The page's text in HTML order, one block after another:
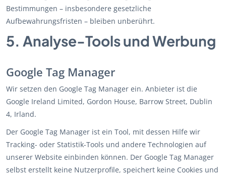
Bestimmungen – insbesondere gesetzliche
Aufbewahrungsfristen – bleiben unberührt.
5. Analyse-Tools und Werbung
Google Tag Manager
Wir setzen den Google Tag Manager ein. Anbieter ist die
Google Ireland Limited, Gordon House, Barrow Street, Dublin
4, Irland.
Der Google Tag Manager ist ein Tool, mit dessen Hilfe wir
Tracking- oder Statistik-Tools und andere Technologien auf
unserer Website einbinden können. Der Google Tag Manager
selbst erstellt keine Nutzerprofile, speichert keine Cookies und